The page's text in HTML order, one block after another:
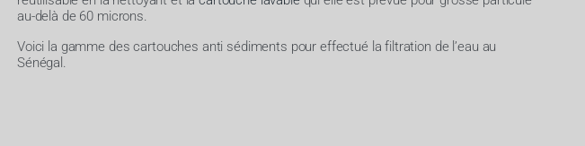
au-delà de 60 microns.
Voici la gamme des cartouches anti sédiments pour effectué la filtration de l’eau au
Sénégal.